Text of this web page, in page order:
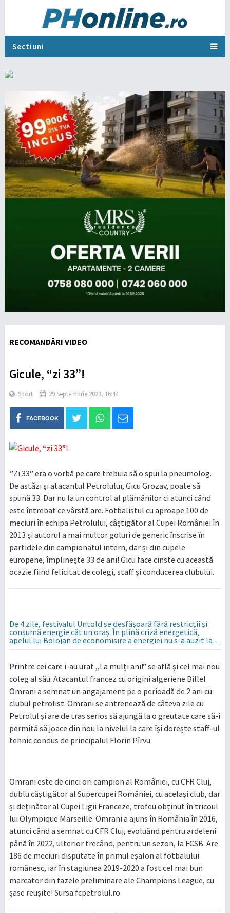
Sectiuni
RECOMANDĂRI VIDEO
Gicule, “zi 33”!
Sport 29 Septembrie 2023, 16:44
FACEBOOK
‘’Zi 33” era o vorbă pe care trebuia să o spui la pneumolog.
De astăzi și atacantul Petrolului, Gicu Grozav, poate să
spună 33. Dar nu la un control al plămânilor ci atunci când
este întrebat ce vârstă are. Fotbalistul cu aproape 100 de
meciuri în echipa Petrolului, câștigător al Cupei României în
2013 și autorul a mai multor goluri de generic înscrise în
partidele din campionatul intern, dar și din cupele
europene, împlinește 33 de ani! Gicu face cinste cu această
ocazie fiind felicitat de colegi, staff și conducerea clubului.
De 4 zile, festivalul Untold se desfășoară fără restricții și
consumă energie cât un oraș. În plină criză energetică,
apelul lui Bolojan de economisire a energiei nu s-a auzit la
Cluj, în orașul condus de colegul de partid, Emil Boc
Printre cei care i-au urat ,,La mulți ani!” se află și cel mai nou
coleg al său. Atacantul francez cu origini algeriene Billel
Omrani a semnat un angajament pe o perioadă de 2 ani cu
clubul petrolist. Omrani se antrenează de câteva zile cu
Petrolul și are de tras serios să ajungă la o greutate care să-i
permită să joace din nou la nivelul la care își dorește staff-ul
tehnic condus de principalul Florin Pîrvu.
Omrani este de cinci ori campion al României, cu CFR Cluj,
dublu câștigător al Supercupei României, cu același club, dar
și deținător al Cupei Ligii Franceze, trofeu obținut în tricoul
lui Olympique Marseille. Omrani a ajuns în România în 2016,
atunci când a semnat cu CFR Cluj, evoluând pentru ardeleni
până în 2022, ulterior trecând, pentru un sezon, la FCSB. Are
186 de meciuri disputate în primul eșalon al fotbalului
românesc, iar în stagiunea 2019-2020 a fost cel mai bun
marcator din fazele preliminare ale Champions League, cu
șase reușite! Sursa:fcpetrolul.ro